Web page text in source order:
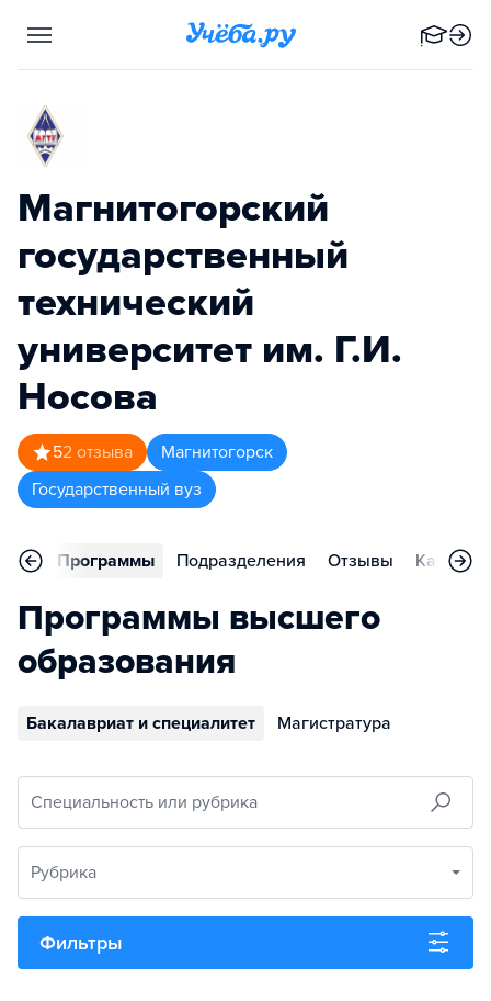
Магнитогорский
государственный
технический
университет им. Г.И.
Носова
52 отзыва
Магнитогорск
Государственный вуз
Программы Подразделения Отзывы Карьера
Программы высшего
образования
Бакалавриат и специалитет Магистратура
Специальность или рубрика
Рубрика
Фильтры